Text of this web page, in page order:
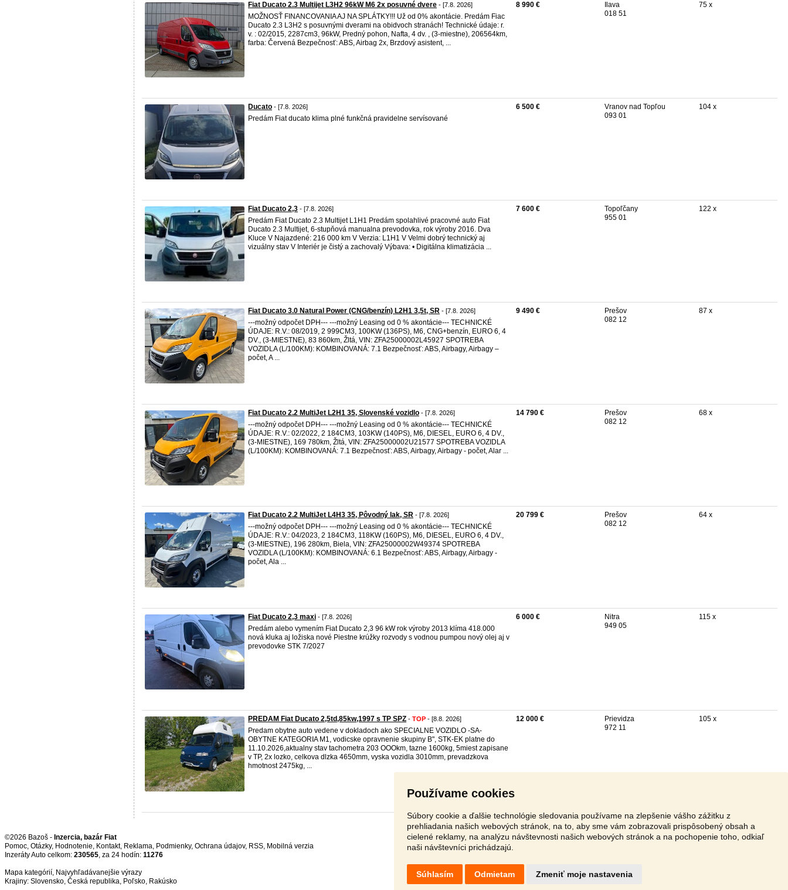
Používame cookies
Súbory cookie a ďalšie technológie sledovania používame na zlepšenie vášho zážitku z
prehliadania našich webových stránok, na to, aby sme vám zobrazovali prispôsobený obsah a
cielené reklamy, na analýzu návštevnosti našich webových stránok a na pochopenie toho, odkiaľ
naši návštevníci prichádzajú.
Súhlasím Odmietam Zmeniť moje nastavenia
Fiat Ducato 2.3 Multijet L3H2 96kW M6 2x posuvné dvere - [7.8. 2026]
MOŽNOSŤ FINANCOVANIA AJ NA SPLÁTKY!!! Už od 0% akontácie. Predám Fiac
Ducato 2.3 L3H2 s posuvnými dverami na obidvoch stranách! Technické údaje: r.
v. : 02/2015, 2287cm3, 96kW, Predný pohon, Nafta, 4 dv. , (3-miestne), 206564km,
farba: Červená Bezpečnosť: ABS, Airbag 2x, Brzdový asistent, ...
8 990 €
Ilava
018 51
75 x
Ducato - [7.8. 2026]
Predám Fiat ducato klima plné funkčná pravidelne servísované
6 500 €
Vranov nad Topľou
093 01
104 x
Fiat Ducato 2,3 - [7.8. 2026]
Predám Fiat Ducato 2.3 Multijet L1H1 Predám spolahlivé pracovné auto Fiat
Ducato 2.3 Multijet, 6-stupňová manualna prevodovka, rok výroby 2016. Dva
Kluce V Najazdené: 216 000 km V Verzia: L1H1 V Velmi dobrý technický aj
vizuálny stav V Interiér je čistý a zachovalý Výbava: • Digitálna klimatizácia ...
7 600 €
Topoľčany
955 01
122 x
Fiat Ducato 3.0 Natural Power (CNG/benzín) L2H1 3,5t, SR - [7.8. 2026]
---možný odpočet DPH--- ---možný Leasing od 0 % akontácie--- TECHNICKÉ
ÚDAJE: R.V.: 08/2019, 2 999CM3, 100KW (136PS), M6, CNG+benzín, EURO 6, 4
DV., (3-MIESTNE), 83 860km, Žltá, VIN: ZFA25000002L45927 SPOTREBA
VOZIDLA (L/100KM): KOMBINOVANÁ: 7.1 Bezpečnosť: ABS, Airbagy, Airbagy –
počet, A ...
9 490 €
Prešov
082 12
87 x
Fiat Ducato 2.2 MultiJet L2H1 35, Slovenské vozidlo - [7.8. 2026]
---možný odpočet DPH--- ---možný Leasing od 0 % akontácie--- TECHNICKÉ
ÚDAJE: R.V.: 02/2022, 2 184CM3, 103KW (140PS), M6, DIESEL, EURO 6, 4 DV.,
(3-MIESTNE), 169 780km, Žltá, VIN: ZFA25000002U21577 SPOTREBA VOZIDLA
(L/100KM): KOMBINOVANÁ: 7.1 Bezpečnosť: ABS, Airbagy, Airbagy - počet, Alar ...
14 790 €
Prešov
082 12
68 x
Fiat Ducato 2.2 MultiJet L4H3 35, Pôvodný lak, SR - [7.8. 2026]
---možný odpočet DPH--- ---možný Leasing od 0 % akontácie--- TECHNICKÉ
ÚDAJE: R.V.: 04/2023, 2 184CM3, 118KW (160PS), M6, DIESEL, EURO 6, 4 DV.,
(3-MIESTNE), 196 280km, Biela, VIN: ZFA25000002W49374 SPOTREBA
VOZIDLA (L/100KM): KOMBINOVANÁ: 6.1 Bezpečnosť: ABS, Airbagy, Airbagy -
počet, Ala ...
20 799 €
Prešov
082 12
64 x
Fiat Ducato 2,3 maxi - [7.8. 2026]
Predám alebo vymením Fiat Ducato 2,3 96 kW rok výroby 2013 klíma 418.000
nová kluka aj ložiska nové Piestne krúžky rozvody s vodnou pumpou nový olej aj v
prevodovke STK 7/2027
6 000 €
Nitra
949 05
115 x
PREDAM Fiat Ducato 2,5td,85kw,1997 s TP SPZ - TOP - [8.8. 2026]
Predam obytne auto vedene v dokladoch ako SPECIALNE VOZIDLO -SA-
OBYTNE KATEGORIA M1, vodicske opravnenie skupiny B", STK-EK platne do
11.10.2026,aktualny stav tachometra 203 OOOkm, tazne 1600kg, 5miest zapisane
v TP, 2x lozko, celkova dlzka 4650mm, vyska vozidla 3010mm, prevadzkova
hmotnost 2475kg, ...
12 000 €
Prievidza
972 11
105 x
©2026 Bazoš - Inzercia, bazár Fiat
Pomoc, Otázky, Hodnotenie, Kontakt, Reklama, Podmienky, Ochrana údajov, RSS,
Inzeráty Auto celkom: 230565, za 24 hodín: 11276
Mapa kategórií, Najvyhľadávanejšie výrazy
Krajiny: Slovensko, Česká republika, Poľsko, Rakúsko